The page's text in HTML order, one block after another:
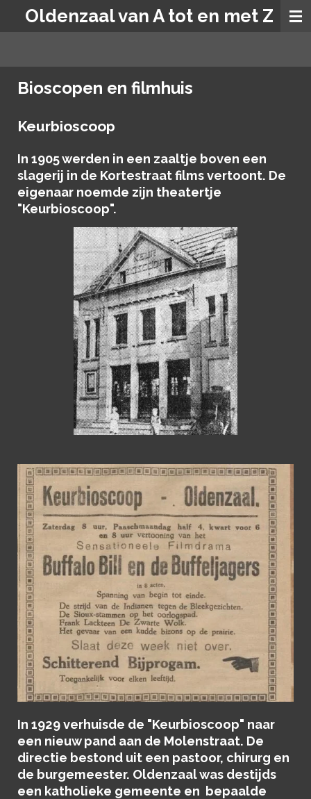
direct
Oldenzaal van A tot en met Z
Bioscopen en filmhuis
Keurbioscoop
In 1905 werden in een zaaltje boven een
slagerij in de Kortestraat films vertoont. De
eigenaar noemde zijn theatertje
"Keurbioscoop".
In 1929 verhuisde de "Keurbioscoop" naar
een nieuw pand aan de Molenstraat. De
directie bestond uit een pastoor, chirurg en
de burgemeester. Oldenzaal was destijds
een katholieke gemeente en bepaalde